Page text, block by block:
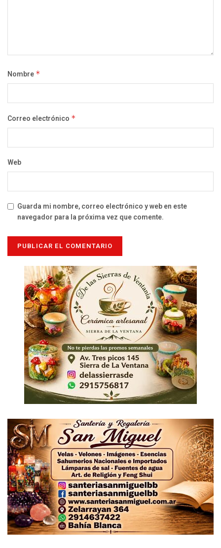
Nombre *
Correo electrónico *
Web
Guarda mi nombre, correo electrónico y web en este
navegador para la próxima vez que comente.